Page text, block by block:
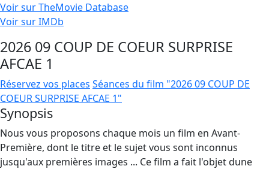
Voir sur TheMovie Database
Voir sur IMDb
2026 09 COUP DE COEUR SURPRISE
AFCAE 1
Réservez vos places Séances du film "2026 09 COUP DE
COEUR SURPRISE AFCAE 1"
Synopsis
Nous vous proposons chaque mois un film en Avant-
Première, dont le titre et le sujet vous sont inconnus
jusqu'aux premières images ... Ce film a fait l'objet dune